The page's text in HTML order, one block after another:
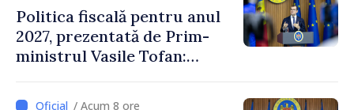
Politica fiscală pentru anul
2027, prezentată de Prim-
ministrul Vasile Tofan:
stimularea investițiilor și o
/ Acum 8 ore